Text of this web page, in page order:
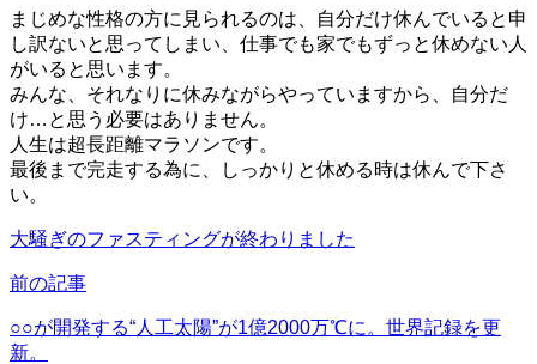
まじめな性格の方に見られるのは、自分だけ休んでいると申
し訳ないと思ってしまい、仕事でも家でもずっと休めない人
がいると思います。
みんな、それなりに休みながらやっていますから、自分だ
け…と思う必要はありません。
人生は超長距離マラソンです。
最後まで完走する為に、しっかりと休める時は休んで下さ
い。
大騒ぎのファスティングが終わりました
前の記事
○○が開発する“人工太陽”が1億2000万℃に。世界記録を更
新。